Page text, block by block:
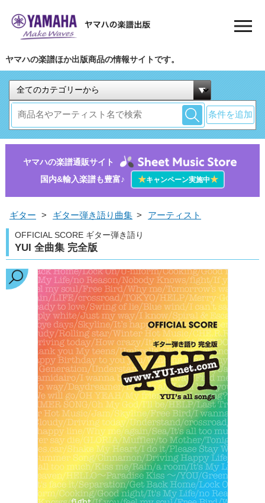
ヤマハの楽譜ほか出版商品の情報サイトです。
条件を追加
ヤマハの楽譜通販サイト
国内&輸入楽譜も豊富♪
★キャンペーン実施中★
ギター > ギター弾き語り曲集 > アーティスト
OFFICIAL SCORE ギター弾き語り
YUI 全曲集 完全版